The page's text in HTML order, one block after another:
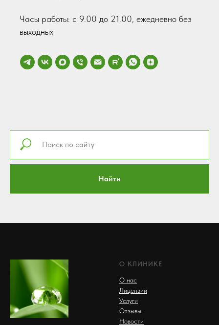
Часы работы: с 9.00 до 21.00, ежедневно без
выходных
Найти
О КЛИНИКЕ
О нас
Лицензии
Услуги
Отзывы
Новости